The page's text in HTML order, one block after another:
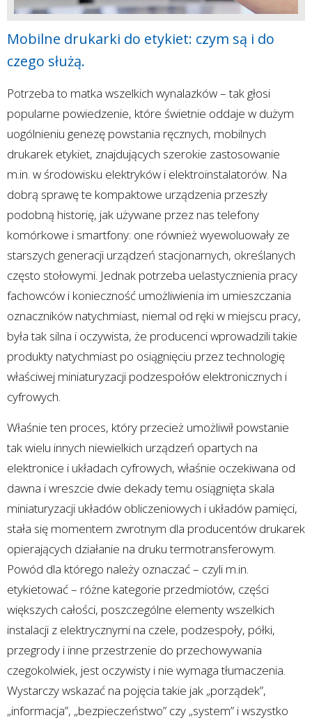
Mobilne drukarki do etykiet: czym są i do
czego służą.
Potrzeba to matka wszelkich wynalazków – tak głosi
popularne powiedzenie, które świetnie oddaje w dużym
uogólnieniu genezę powstania ręcznych, mobilnych
drukarek etykiet, znajdujących szerokie zastosowanie
m.in. w środowisku elektryków i elektroinstalatorów. Na
dobrą sprawę te kompaktowe urządzenia przeszły
podobną historię, jak używane przez nas telefony
komórkowe i smartfony: one również wyewoluowały ze
starszych generacji urządzeń stacjonarnych, określanych
często stołowymi. Jednak potrzeba uelastycznienia pracy
fachowców i konieczność umożliwienia im umieszczania
oznaczników natychmiast, niemal od ręki w miejscu pracy,
była tak silna i oczywista, że producenci wprowadzili takie
produkty natychmiast po osiągnięciu przez technologię
właściwej miniaturyzacji podzespołów elektronicznych i
cyfrowych.
Właśnie ten proces, który przecież umożliwił powstanie
tak wielu innych niewielkich urządzeń opartych na
elektronice i układach cyfrowych, właśnie oczekiwana od
dawna i wreszcie dwie dekady temu osiągnięta skala
miniaturyzacji układów obliczeniowych i układów pamięci,
stała się momentem zwrotnym dla producentów drukarek
opierających działanie na druku termotransferowym.
Powód dla którego należy oznaczać – czyli m.in.
etykietować – różne kategorie przedmiotów, części
większych całości, poszczególne elementy wszelkich
instalacji z elektrycznymi na czele, podzespoły, półki,
przegrody i inne przestrzenie do przechowywania
czegokolwiek, jest oczywisty i nie wymaga tłumaczenia.
Wystarczy wskazać na pojęcia takie jak „porządek”,
„informacja”, „bezpieczeństwo” czy „system” i wszystko